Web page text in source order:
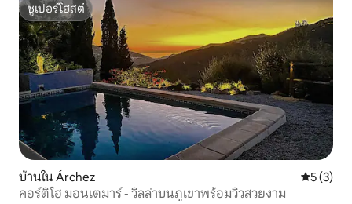
ซูเปอร์โฮสต์
ซูเปอร์โฮสต์
บ้านใน Árchez คะแนนเฉ
5 (3)
คอร์ติโฮ มอนเตมาร์ - วิลล่าบนภูเขาพร้อมวิวสวยงาม